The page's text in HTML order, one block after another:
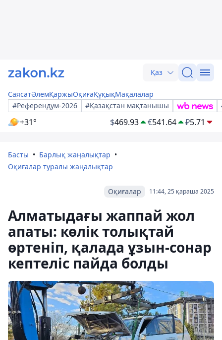
Қаз
СаясатӘлемҚаржыОқиғаҚұқықМақалалар
#Референдум-2026
#Қазақстан мақтанышы
+31° $469.93 €541.64 ₽5.71
Басты
Барлық жаңалықтар
Оқиғалар туралы жаңалықтар
11:44, 25 қараша 2025
Оқиғалар
Алматыдағы жаппай жол
апаты: көлік толықтай
өртеніп, қалада ұзын-сонар
кептеліс пайда болды